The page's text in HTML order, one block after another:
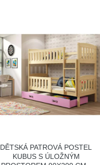
DĚTSKÁ PATROVÁ POSTEL
KUBUS S ÚLOŽNÝM